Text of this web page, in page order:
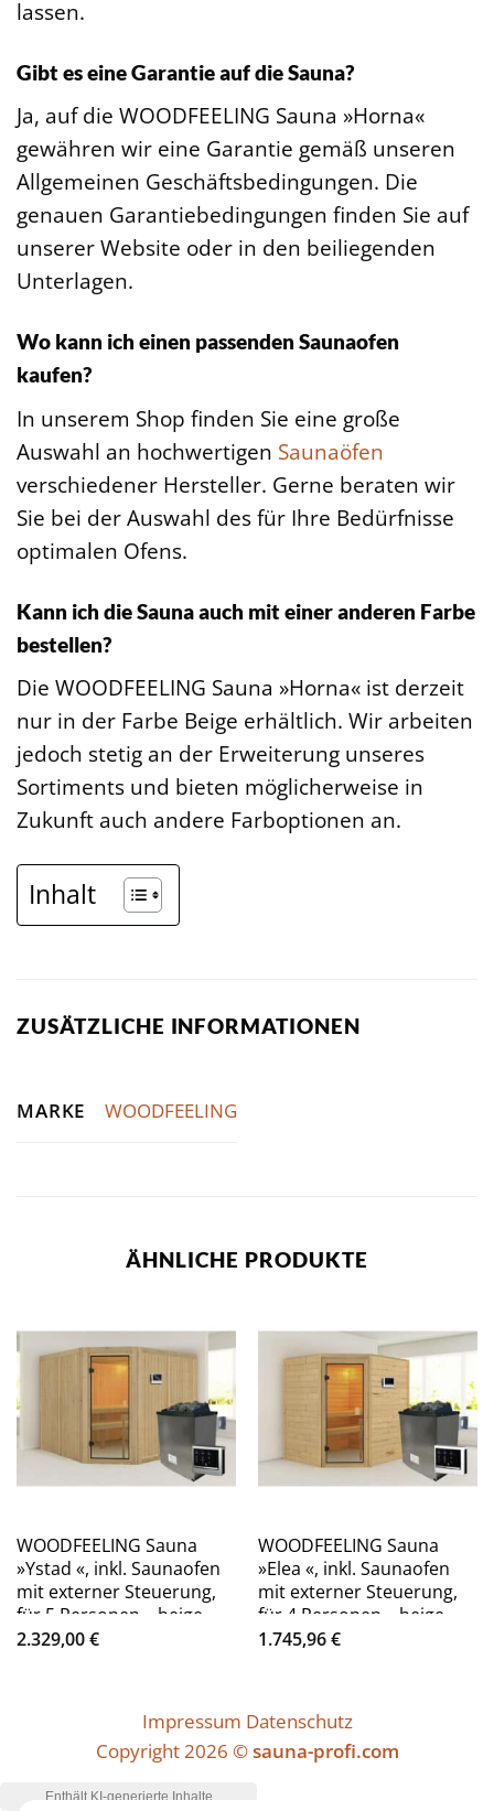
lassen.
Gibt es eine Garantie auf die Sauna?
Ja, auf die WOODFEELING Sauna »Horna«
gewähren wir eine Garantie gemäß unseren
Allgemeinen Geschäftsbedingungen. Die
genauen Garantiebedingungen finden Sie auf
unserer Website oder in den beiliegenden
Unterlagen.
Wo kann ich einen passenden Saunaofen
kaufen?
In unserem Shop finden Sie eine große
Auswahl an hochwertigen Saunaöfen
verschiedener Hersteller. Gerne beraten wir
Sie bei der Auswahl des für Ihre Bedürfnisse
optimalen Ofens.
Kann ich die Sauna auch mit einer anderen Farbe
bestellen?
Die WOODFEELING Sauna »Horna« ist derzeit
nur in der Farbe Beige erhältlich. Wir arbeiten
jedoch stetig an der Erweiterung unseres
Sortiments und bieten möglicherweise in
Zukunft auch andere Farboptionen an.
Inhalt
ZUSÄTZLICHE INFORMATIONEN
MARKE WOODFEELING
ÄHNLICHE PRODUKTE
WOODFEELING Sauna
»Ystad «, inkl. Saunaofen
mit externer Steuerung,
für 5 Personen – beige
2.329,00€
WOODFEELING Sauna
»Elea «, inkl. Saunaofen
mit externer Steuerung,
für 4 Personen – beige
1.745,96€
Impressum Datenschutz
Copyright 2026 ©sauna-profi.com